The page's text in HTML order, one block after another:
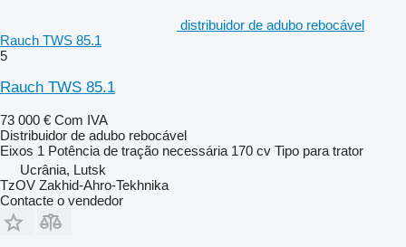
distribuidor de adubo rebocável
Rauch TWS 85.1
5
Rauch TWS 85.1
73 000 € Com IVA
Distribuidor de adubo rebocável
Eixos 1 Potência de tração necessária 170 cv Tipo para trator
Ucrânia, Lutsk
TzOV Zakhid-Ahro-Tekhnika
Contacte o vendedor